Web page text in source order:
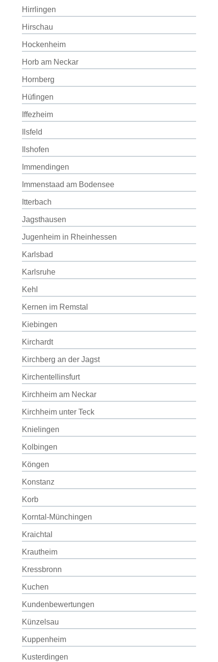
Hirrlingen
Hirschau
Hockenheim
Horb am Neckar
Hornberg
Hüfingen
Iffezheim
Ilsfeld
Ilshofen
Immendingen
Immenstaad am Bodensee
Itterbach
Jagsthausen
Jugenheim in Rheinhessen
Karlsbad
Karlsruhe
Kehl
Kernen im Remstal
Kiebingen
Kirchardt
Kirchberg an der Jagst
Kirchentellinsfurt
Kirchheim am Neckar
Kirchheim unter Teck
Knielingen
Kolbingen
Köngen
Konstanz
Korb
Korntal-Münchingen
Kraichtal
Krautheim
Kressbronn
Kuchen
Kundenbewertungen
Künzelsau
Kuppenheim
Kusterdingen